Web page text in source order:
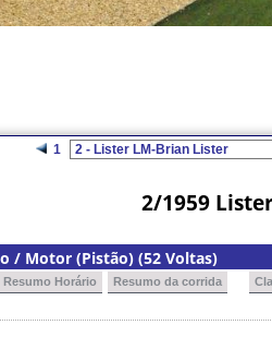
1
2/1959
/ Motor (Pistão) (52 Voltas)
Resumo Horário Resumo da corrida